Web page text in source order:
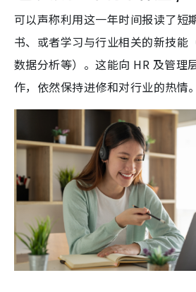
可以声称利用这一年时间报读了短
书、或者学习与行业相关的新技能
数据分析等）。这能向 HR 及管理
作，依然保持进修和对行业的热情。